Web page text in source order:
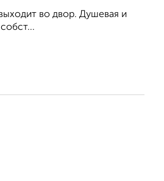
во двор. Душевая и